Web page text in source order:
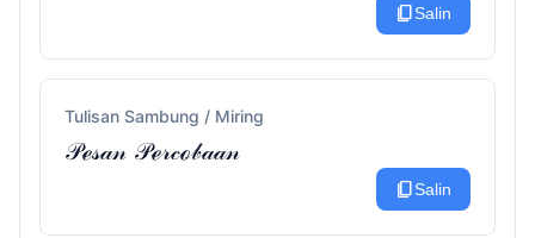
content_copySalin
Tulisan Sambung / Miring
𝒫ℯ𝓈𝒶𝓃 𝒫ℯ𝓇𝒸ℴ𝒷𝒶𝒶𝓃
content_copySalin